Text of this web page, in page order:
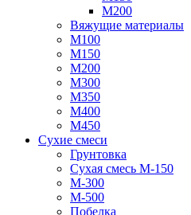
М200
Вяжущие материалы
М100
М150
М200
М300
М350
М400
М450
Сухие смеси
Грунтовка
Сухая смесь М-150
М-300
М-500
Побелка